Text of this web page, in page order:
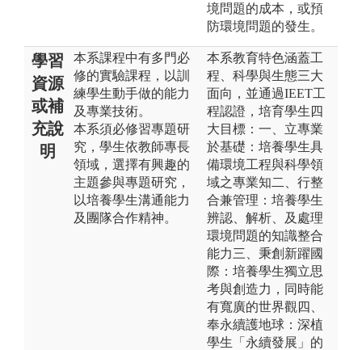
境問題的成本，或預
防環境問題的發生。
學習
資源
或補
充說
明
本系課程中有多門必
修的實驗課程，以訓
練學生動手做的能力
及專業技術。
本系須必修習專題研
究，學生依教師專長
領域，選擇有興趣的
主題參與專題研究，
以培養學生溝通能力
及團隊合作精神。
本系教育特色涵蓋工
程、科學與生態三大
面向，並通過IEET工
程認證，培育學生四
大目標：一、立專業
於基礎：培養學生具
備環境工程與科學領
域之專業知二、行整
合兼管理：培養學生
辨認、解析、及處理
環境問題的知識整合
能力三、秉創新躍國
際：培養學生獨立思
考與創造力，同時能
有寬廣的世界觀四、
奉永續護地球：深植
學生「永續發展」的